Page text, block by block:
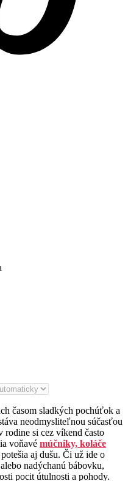
časom sladkých pochúťok a
neodmysliteľnou súčasťou
si cez víkend často
voňavé múčniky, koláče
aj dušu. Či už ide o
nadýchanú bábovku,
pocit útulnosti a pohody.